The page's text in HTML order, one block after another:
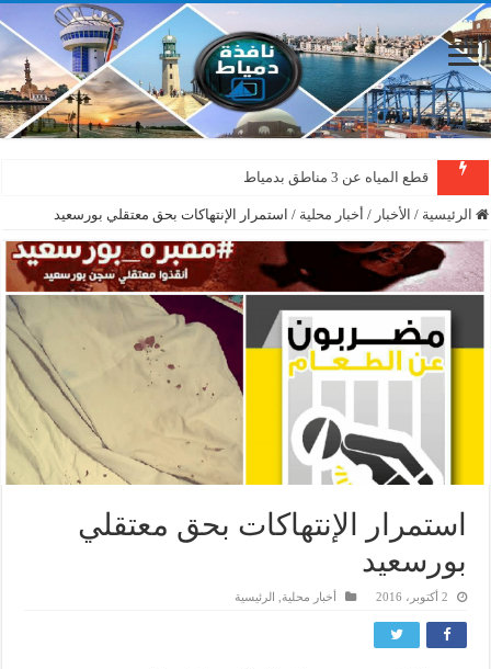
قطع المياه عن 3 مناطق بدمياط
الرئيسية / الأخبار / أخبار محلية / استمرار الإنتهاكات بحق معتقلي بورسعيد
استمرار الإنتهاكات بحق معتقلي
بورسعيد
2 أكتوبر، 2016 أخبار محلية الرئيسية